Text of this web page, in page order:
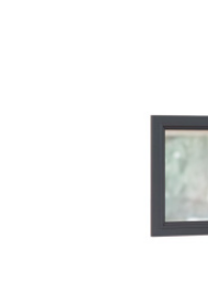
бронза, античное
золотом).
помогут
сочетаться с
зеркало
окружающую